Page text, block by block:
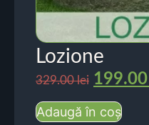
Lozione
329.00lei 199.00
Adaugă în coș